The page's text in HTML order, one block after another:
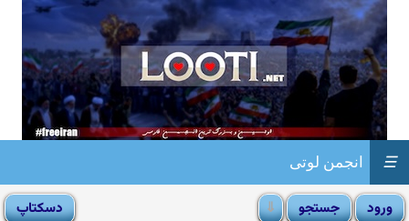
انجمن لوتی ☰